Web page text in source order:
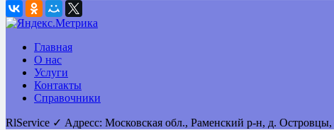
Главная
О нас
Услуги
Контакты
Справочники
RlService ✓ Адресс: Московская обл., Раменский р-н, д. Островцы,